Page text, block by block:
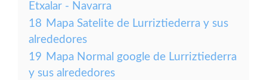
Etxalar - Navarra
18 Mapa Satelite de Lurriztiederra y sus
alrededores
19 Mapa Normal google de Lurriztiederra
y sus alrededores